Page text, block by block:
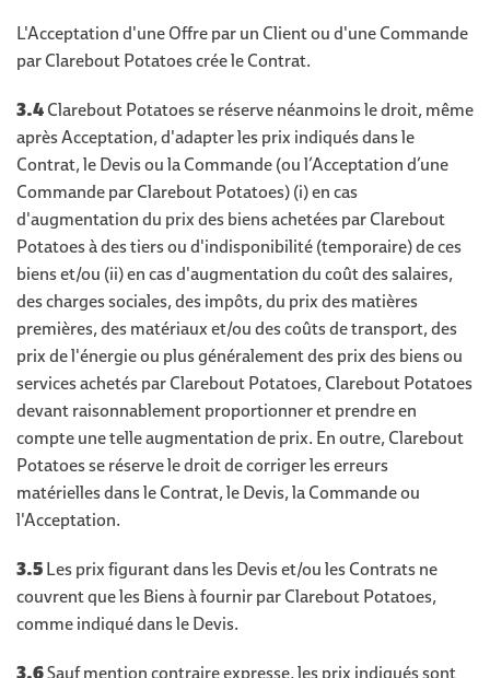
L'Acceptation d'une Offre par un Client ou d'une Commande
par Clarebout Potatoes crée le Contrat.
3.4Clarebout Potatoes se réserve néanmoins le droit, même
après Acceptation, d'adapter les prix indiqués dans le
Contrat, le Devis ou la Commande (ou l’Acceptation d’une
Commande par Clarebout Potatoes) (i) en cas
d'augmentation du prix des biens achetées par Clarebout
Potatoes à des tiers ou d'indisponibilité (temporaire) de ces
biens et/ou (ii) en cas d'augmentation du coût des salaires,
des charges sociales, des impôts, du prix des matières
premières, des matériaux et/ou des coûts de transport, des
prix de l'énergie ou plus généralement des prix des biens ou
services achetés par Clarebout Potatoes, Clarebout Potatoes
devant raisonnablement proportionner et prendre en
compte une telle augmentation de prix. En outre, Clarebout
Potatoes se réserve le droit de corriger les erreurs
matérielles dans le Contrat, le Devis, la Commande ou
l'Acceptation.
3.5Les prix figurant dans les Devis et/ou les Contrats ne
couvrent que les Biens à fournir par Clarebout Potatoes,
comme indiqué dans le Devis.
3.6Sauf mention contraire expresse, les prix indiqués sont